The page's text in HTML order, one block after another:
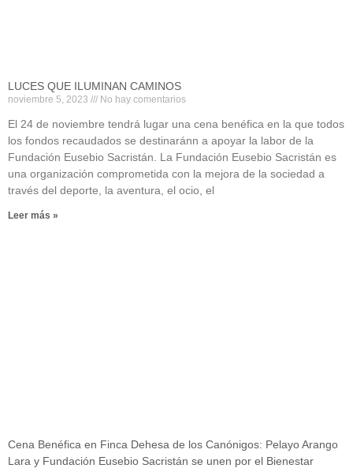
LUCES QUE ILUMINAN CAMINOS
noviembre 5, 2023 No hay comentarios
El 24 de noviembre tendrá lugar una cena benéfica en la que todos
los fondos recaudados se destinaránn a apoyar la labor de la
Fundación Eusebio Sacristán. La Fundación Eusebio Sacristán es
una organización comprometida con la mejora de la sociedad a
través del deporte, la aventura, el ocio, el
Leer más »
Cena Benéfica en Finca Dehesa de los Canónigos: Pelayo Arango
Lara y Fundación Eusebio Sacristán se unen por el Bienestar